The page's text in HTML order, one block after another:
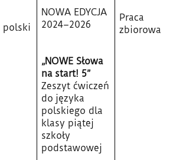
polski
NOWA EDYCJA
2024–2026
„NOWE Słowa
na start! 5”
Zeszyt ćwiczeń
do języka
polskiego dla
klasy piątej
szkoły
podstawowej
Praca
zbiorowa